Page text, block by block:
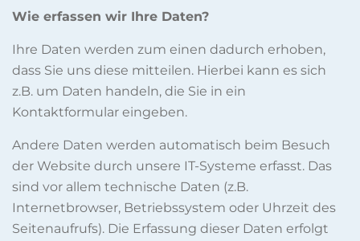
Wie erfassen wir Ihre Daten?
Ihre Daten werden zum einen dadurch erhoben,
dass Sie uns diese mitteilen. Hierbei kann es sich
z.B. um Daten handeln, die Sie in ein
Kontaktformular eingeben.
Andere Daten werden automatisch beim Besuch
der Website durch unsere IT-Systeme erfasst. Das
sind vor allem technische Daten (z.B.
Internetbrowser, Betriebssystem oder Uhrzeit des
Seitenaufrufs). Die Erfassung dieser Daten erfolgt